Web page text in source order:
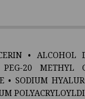
• ALCOHOL
PEG-20 METHYL
• SODIUM